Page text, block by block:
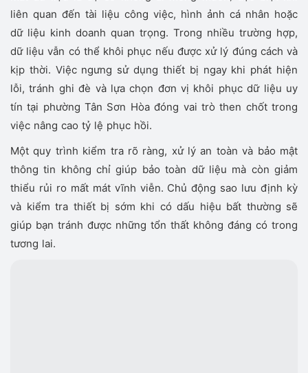
liên quan đến tài liệu công việc, hình ảnh cá nhân hoặc
dữ liệu kinh doanh quan trọng. Trong nhiều trường hợp,
dữ liệu vẫn có thể khôi phục nếu được xử lý đúng cách và
kịp thời. Việc ngưng sử dụng thiết bị ngay khi phát hiện
lỗi, tránh ghi đè và lựa chọn đơn vị khôi phục dữ liệu uy
tín tại phường Tân Sơn Hòa đóng vai trò then chốt trong
việc nâng cao tỷ lệ phục hồi.
Một quy trình kiểm tra rõ ràng, xử lý an toàn và bảo mật
thông tin không chỉ giúp bảo toàn dữ liệu mà còn giảm
thiểu rủi ro mất mát vĩnh viễn. Chủ động sao lưu định kỳ
và kiểm tra thiết bị sớm khi có dấu hiệu bất thường sẽ
giúp bạn tránh được những tổn thất không đáng có trong
tương lai.